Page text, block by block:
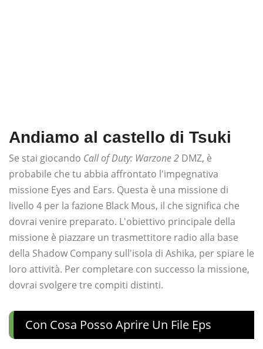
Andiamo al castello di Tsuki
Se stai giocando Call of Duty: Warzone 2 DMZ, è
probabile che tu abbia affrontato l'impegnativa
missione Eyes and Ears. Questa è una missione di
livello 4 per la fazione Black Mous, il che significa che
dovrai venire preparato. L'obiettivo principale della
missione è piazzare un trasmettitore radio alla base
della Shadow Company sull'isola di Ashika, per spiare le
loro attività. Per completare con successo la missione,
dovrai svolgere tre compiti distinti.
Con Cosa Posso Aprire Un File Eps